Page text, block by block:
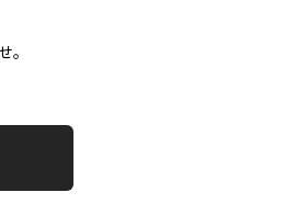
。